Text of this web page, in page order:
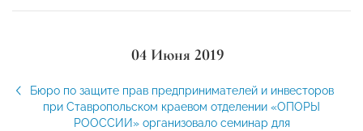
04 Июня 2019
Бюро по защите прав предпринимателей и инвесторов
при Ставропольском краевом отделении «ОПОРЫ
РООССИИ» организовало семинар для